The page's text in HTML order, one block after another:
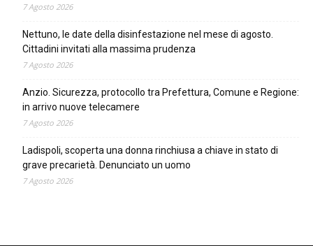
7 Agosto 2026
Nettuno, le date della disinfestazione nel mese di agosto.
Cittadini invitati alla massima prudenza
7 Agosto 2026
Anzio. Sicurezza, protocollo tra Prefettura, Comune e Regione:
in arrivo nuove telecamere
7 Agosto 2026
Ladispoli, scoperta una donna rinchiusa a chiave in stato di
grave precarietà. Denunciato un uomo
7 Agosto 2026